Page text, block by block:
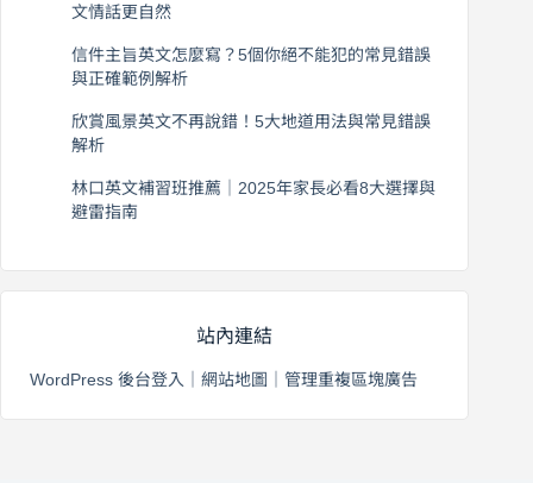
文情話更自然
信件主旨英文怎麼寫？5個你絕不能犯的常見錯誤
與正確範例解析
欣賞風景英文不再說錯！5大地道用法與常見錯誤
解析
林口英文補習班推薦｜2025年家長必看8大選擇與
避雷指南
站內連結
WordPress 後台登入 網站地圖 管理重複區塊廣告